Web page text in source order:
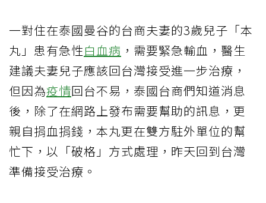
一對住在泰國曼谷的台商夫妻的3歲兒子「本
丸」患有急性白血病 ，需要緊急輸血，醫生
建議夫妻兒子應該回台灣接受進一步治療，
但因為疫情回台不易，泰國台商們知道消息
後，除了在網路上發布需要幫助的訊息，更
親自捐血捐錢，本丸更在雙方駐外單位的幫
忙下，以「破格」方式處理，昨天回到台灣
準備接受治療。